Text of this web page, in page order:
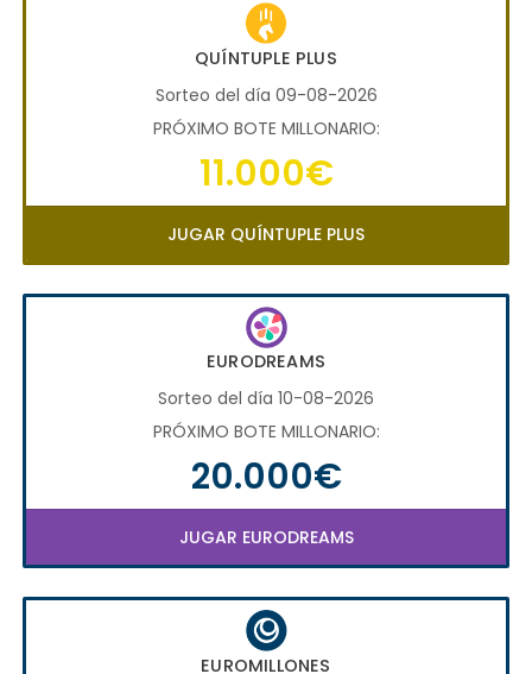
QUÍNTUPLE PLUS
Sorteo del día 09-08-2026
PRÓXIMO BOTE MILLONARIO:
11.000€
JUGAR QUÍNTUPLE PLUS
EURODREAMS
Sorteo del día 10-08-2026
PRÓXIMO BOTE MILLONARIO:
20.000€
JUGAR EURODREAMS
EUROMILLONES